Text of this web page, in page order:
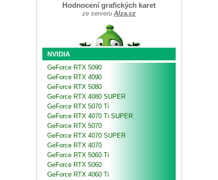
Hodnocení grafických karet
ze serveru Alza.cz
NVIDIA
GeForce RTX 5090
GeForce RTX 4090
GeForce RTX 5080
GeForce RTX 4080 SUPER
GeForce RTX 5070 Ti
GeForce RTX 4070 Ti SUPER
GeForce RTX 5070
GeForce RTX 4070 SUPER
GeForce RTX 4070
GeForce RTX 5060 Ti
GeForce RTX 5060
GeForce RTX 4060 Ti